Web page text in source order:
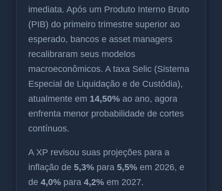
imediata. Após um Produto Interno Bruto
(PIB) do primeiro trimestre superior ao
esperado, bancos e asset managers
recalibraram seus modelos
macroeconômicos. A taxa Selic (Sistema
Especial de Liquidação e de Custódia),
atualmente em 14,50% ao ano, agora
enfrenta menor probabilidade de cortes
contínuos.
A XP revisou suas projeções para a
inflação de 5,3% para 5,5% em 2026, e
de 4,0% para 4,2% em 2027.